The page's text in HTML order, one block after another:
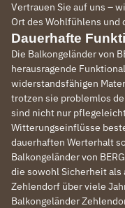
Vertrauen Sie auf uns –
Ort des Wohlfühlens und
Dauerhafte
Die Balkongeländer von
herausragende
widerstandsfähigen
trotzen sie problemlos
sind nicht nur
Witterungseinflüsse
dauerhaften Werterhalt
Balkongeländer von
die sowohl Sicherheit als
Zehlendorf über viele
Balkongeländer